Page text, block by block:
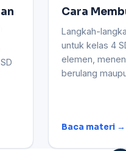
Cara
Langkah-
untuk kelas 4
elemen,
berulang
Baca materi →